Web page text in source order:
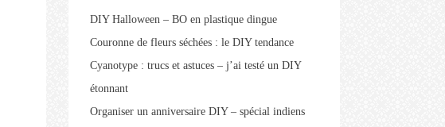
DIY Halloween – BO en plastique dingue
Couronne de fleurs séchées : le DIY tendance
Cyanotype : trucs et astuces – j’ai testé un DIY
étonnant
Organiser un anniversaire DIY – spécial indiens